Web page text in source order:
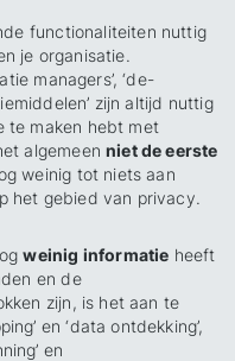
functionaliteiten nuttig
je organisatie.
managers’, ‘de-
zijn altijd nuttig
te maken hebt met
algemeenniet de eerste
weinig tot niets aan
het gebied van privacy.
weinig informatie heeft
en de
zijn, is het aan te
en ‘data ontdekking’,
en